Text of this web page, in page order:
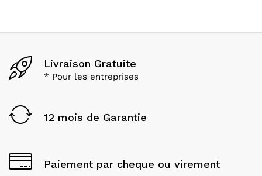
Livraison Gratuite
* Pour les entreprises
12 mois de Garantie
Paiement par cheque ou virement